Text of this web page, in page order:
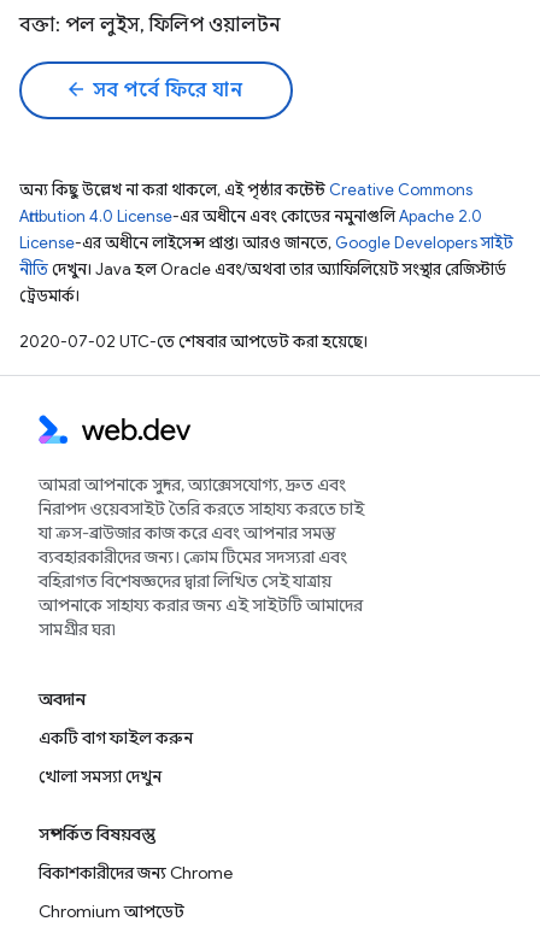
বক্তা: পল লুইস, ফিলিপ ওয়ালটন
arrow_back সব পর্বে ফিরে যান
অন্য কিছু উল্লেখ না করা থাকলে, এই পৃষ্ঠার কন্টেন্ট Creative Commons
Attribution 4.0 License-এর অধীনে এবং কোডের নমুনাগুলিApache 2.0
License-এর অধীনে লাইসেন্স প্রাপ্ত। আরও জানতে, Google Developers সাইট
নীতিদেখুন। Java হল Oracle এবং/অথবা তার অ্যাফিলিয়েট সংস্থার রেজিস্টার্ড
ট্রেডমার্ক।
2020-07-02 UTC-তে শেষবার আপডেট করা হয়েছে।
আমরা আপনাকে সুন্দর, অ্যাক্সেসযোগ্য, দ্রুত এবং
নিরাপদ ওয়েবসাইট তৈরি করতে সাহায্য করতে চাই
যা ক্রস-ব্রাউজার কাজ করে এবং আপনার সমস্ত
ব্যবহারকারীদের জন্য। ক্রোম টিমের সদস্যরা এবং
বহিরাগত বিশেষজ্ঞদের দ্বারা লিখিত সেই যাত্রায়
আপনাকে সাহায্য করার জন্য এই সাইটটি আমাদের
সামগ্রীর ঘর৷
অবদান
একটি বাগ ফাইল করুন
খোলা সমস্যা দেখুন
সম্পর্কিত বিষয়বস্তু
বিকাশকারীদের জন্য Chrome
Chromium আপডেট